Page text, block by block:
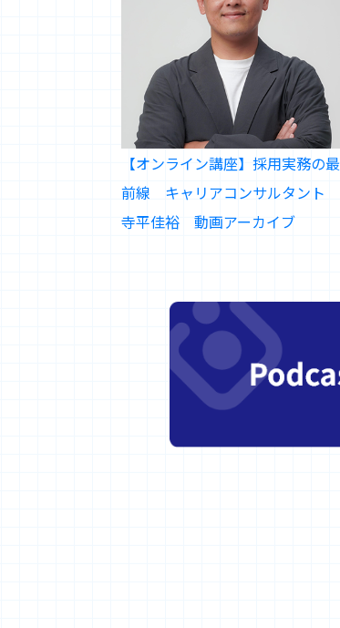
【オンライン講座】採用実務の最
前線 キャリアコンサルタント
寺平佳裕 動画アーカイブ